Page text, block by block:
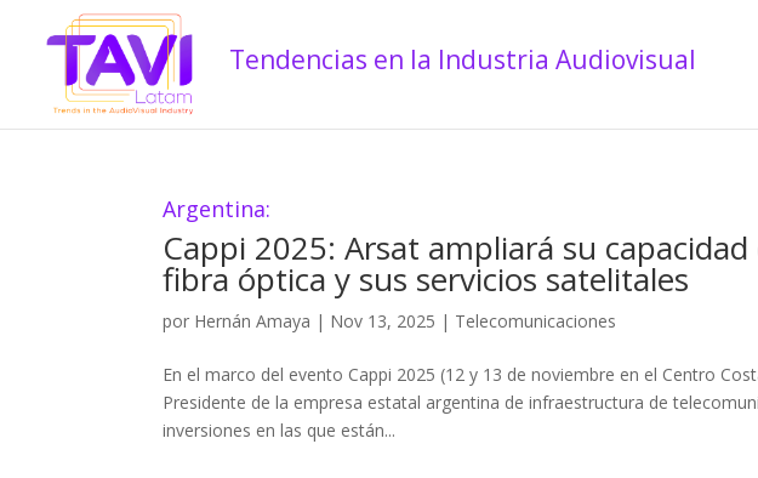
Argentina:
Cappi 2025: Arsat ampliará su
fibra óptica y sus servicios satelitales
por Hernán Amaya | Nov 13, 2025 | Telecomunicaciones
En el marco del evento Cappi 2025 (12 y 13 de noviembre en el Centro
Presidente de la empresa estatal argentina de infraestructura de
inversiones en las que están...